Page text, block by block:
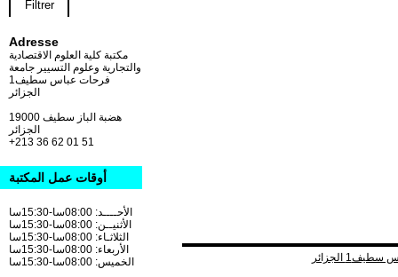
Adresse
مكتبة كلية العلوم الاقتصادية
والتجارية وعلوم التسيير جامعة
فرحات عباس سطيف1
الجزائر
19000 هضبة الباز سطيف
+213 36 62 01 51
أوقات عمل المكتبة
الأحــــد: 08:00سا-15:30سا
الأثنيــن: 08:00سا-15:30سا
الثلاثـاء: 08:00سا-15:30سا
الأربعاء: 08:00سا-15:30سا
الخميس: 08:00سا-15:30سا